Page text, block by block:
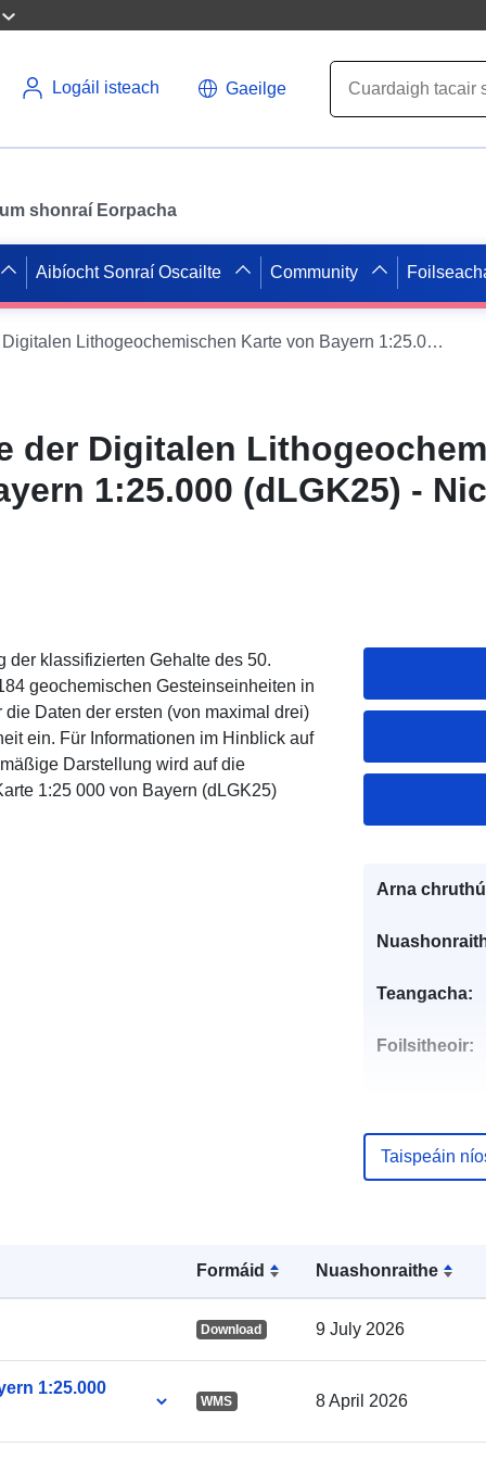
Logáil isteach Gaeilge
shonraí Eorpacha
Aibíocht Sonraí Oscailte Community
Elementkarte der Digitalen Lithogeochemischen Karte von Bayern 1:25.000 (dLGK25) - Nickel (P50)
der Digitalen
1:25.000 (dLGK25) -
der klassifizierten Gehalte des 50.
geochemischen Gesteinseinheiten in
Daten der ersten (von maximal drei)
ein. Für Informationen im Hinblick auf
Darstellung wird auf die
1:25 000 von Bayern (dLGK25)
Formáid Nuashonraithe
Download 9 July 2026
1:25.000
WMS 8 April 2026
Arna
Teangacha:
Foilsitheoir:
Taifead
Taispeáin